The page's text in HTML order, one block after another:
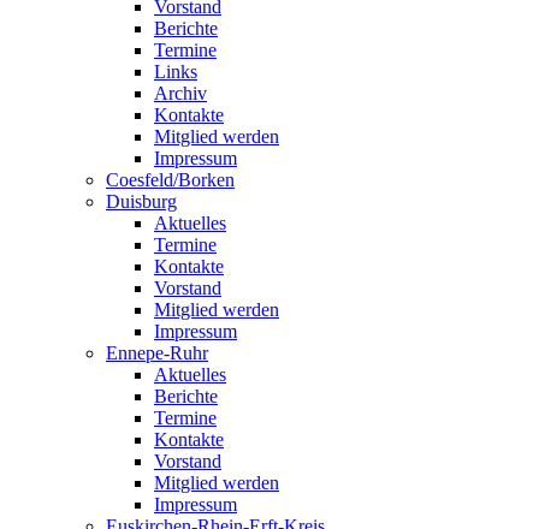
Vorstand
Berichte
Termine
Links
Archiv
Kontakte
Mitglied werden
Impressum
Coesfeld/Borken
Duisburg
Aktuelles
Termine
Kontakte
Vorstand
Mitglied werden
Impressum
Ennepe-Ruhr
Aktuelles
Berichte
Termine
Kontakte
Vorstand
Mitglied werden
Impressum